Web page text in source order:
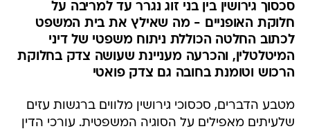
סכסוך גירושין בין בני זוג נגרר עד למריבה על
חלוקת האופניים - מה שאילץ את בית המשפט
לכתוב החלטה הכוללת ניתוח משפטי של דיני
המיטלטלין, והכרעה מעניינת שעושה צדק בחלוקת
הרכוש וטומנת בחובה גם צדק פואטי
מטבע הדברים, סכסוכי גירושין מלווים ברגשות עזים
שלעיתים מאפילים על הסוגיה המשפטית. עורכי הדין